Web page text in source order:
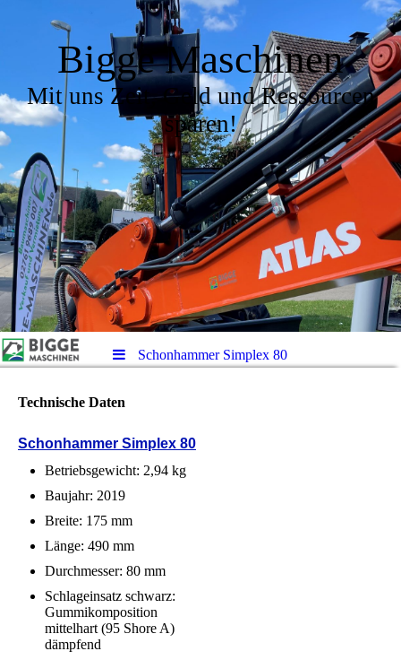
Bigge Maschinen
Mit uns Zeit, Geld und Ressourcen
sparen!
Schonhammer Simplex 80
Technische Daten
Schonhammer Simplex 80
Betriebsgewicht: 2,94 kg
Baujahr: 2019
Breite: 175 mm
Länge: 490 mm
Durchmesser: 80 mm
Schlageinsatz schwarz:
Gummikomposition
mittelhart (95 Shore A)
dämpfend